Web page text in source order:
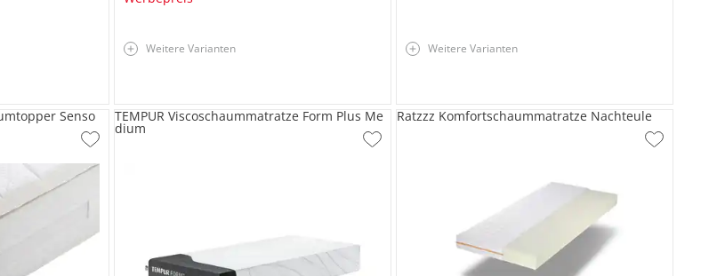
Weitere Varianten Weitere Varianten
Senso TEMPUR Viscoschaummatratze Form Plus Me
dium
Ratzzz Komfortschaummatratze Nachteule